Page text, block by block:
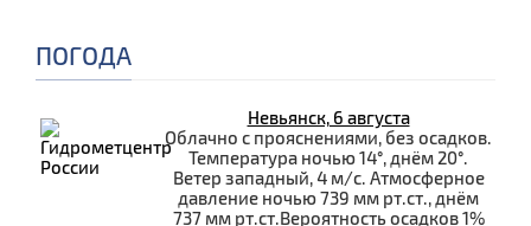
ПОГОДА
Невьянск, 6 августа
Облачно с прояснениями, без осадков.
Температура ночью 14°, днём 20°.
Ветер западный, 4 м/с. Атмосферное
давление ночью 739 мм рт.ст., днём
737 мм рт.ст.Вероятность осадков 1%